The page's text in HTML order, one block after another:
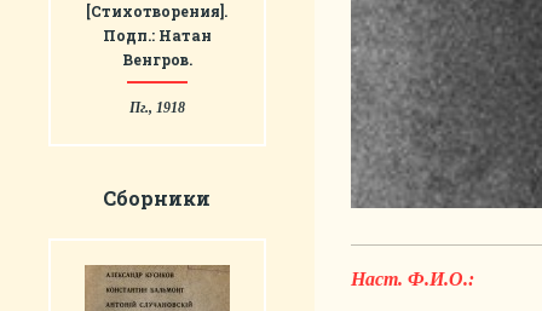
[Стихотворения].
Подп.: Натан
Венгров.
Пг., 1918
Сборники
Наст. Ф.И.О.: